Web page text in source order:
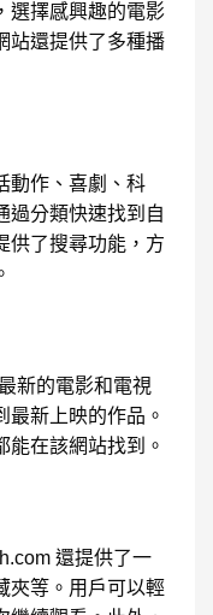
選擇感興趣的電影
站還提供了多種播
動作、喜劇、科
過分類快速找到自
供了搜尋功能，方
新的電影和電視
最新上映的作品。
能在該網站找到。
還提供了一
夾等。用戶可以輕